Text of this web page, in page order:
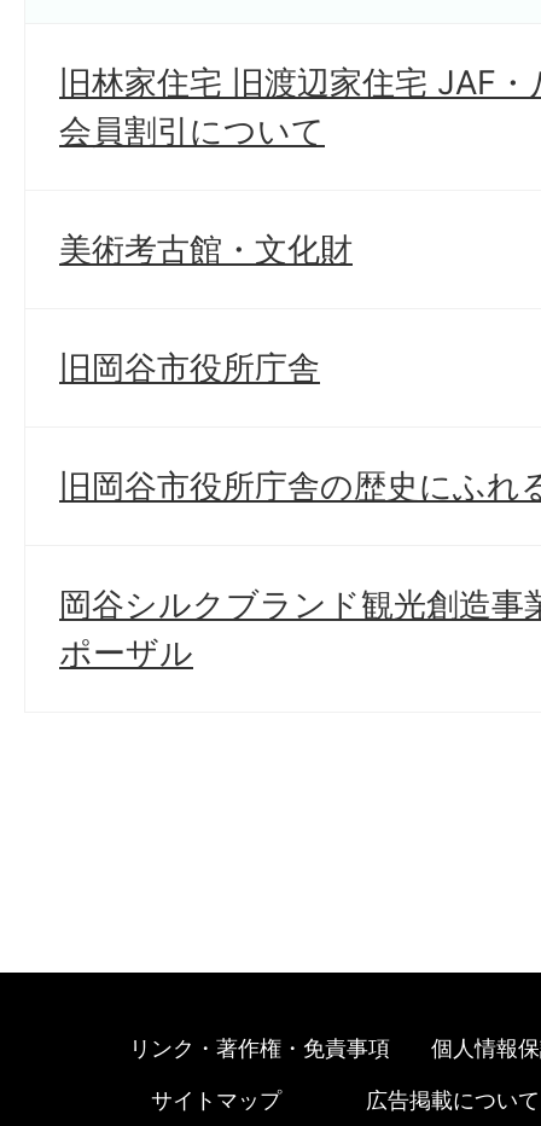
旧林家住宅 旧渡辺家住宅 JAF
会員割引について
美術考古館・文化財
旧岡谷市役所庁舎
旧岡谷市役所庁舎の歴史にふ
岡谷シルクブランド観光創造事
ポーザル
リンク・著作権・免責事項 個人情報
サイトマップ 広告掲載について